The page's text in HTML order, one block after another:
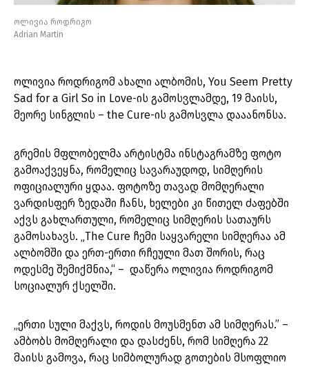
ოლივია როდრიგო
Adrian Martin
ოლივია როდრიგომ ახალი ალბომის, You Seem Pretty
Sad for a Girl So in Love-ის გამოსვლამდე, 19 მაისს,
მეორე სინგლის – the Cure-ის გამოსვლა დააანონსა.
გრემის მფლობელმა არტისტმა ინსტაგრამზე ფოტო
გამოაქვეყნა, რომელიც სავარაუდოდ, სიმღერის
ოფიციალური ყდაა. ფოტოზე თავად მომღერალი
ვარდისფერ ზედაში ჩანს, ხელები კი წითელ ძაფებში
აქვს გახლართული, რომელიც სიმღერის სათაურს
გამოსახავს. „The Cure ჩემი საყვარელი სიმღერაა ამ
ალბომში და ერთ-ერთი რჩეული მათ შორის, რაც
ოდესმე შემიქმნია,“ – დაწერა ოლივია როდრიგომ
სოციალურ ქსელში.
„ერთი სული მაქვს, როდის მოუსმენთ ამ სიმღერას.” –
ამბობს მომღერალი და დასძენს, რომ სიმღერა 22
მაისს გამოვა, რაც სიმბოლურად გოთების მსოფლიო